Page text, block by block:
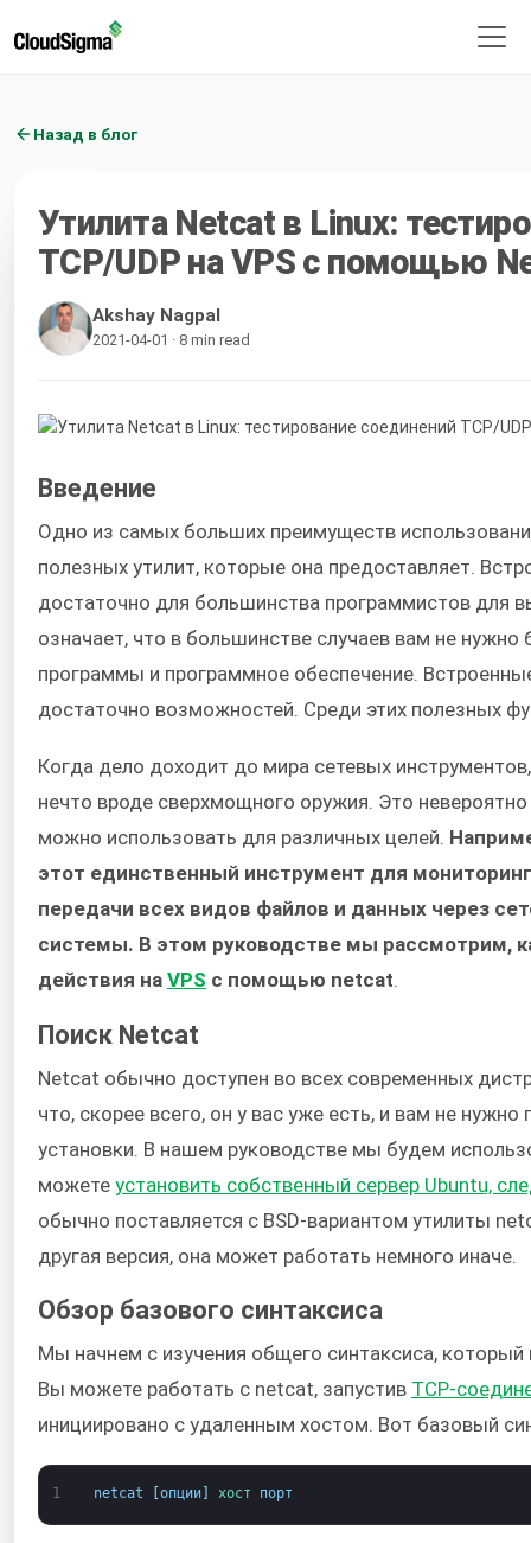
Назад в блог
Утилита Netcat в Linux:
TCP/UDP на VPS с помощью
Akshay Nagpal
2021-04-01 · 8 min read
Введение
Одно из самых больших преимуществ
полезных утилит, которые она предоставляет.
достаточно для большинства программистов для
означает, что в большинстве случаев вам не нужно
программы и программное обеспечение.
достаточно возможностей. Среди этих полезных
Когда дело доходит до мира сетевых
нечто вроде сверхмощного оружия. Это
можно использовать для различных целей.
этот единственный инструмент для
передачи всех видов файлов и данных через
системы. В этом руководстве мы рассмотрим,
действия на VPS с помощью netcat.
Поиск Netcat
Netcat обычно доступен во всех современных
что, скорее всего, он у вас уже есть, и вам не нужно
установки. В нашем руководстве мы будем
можете установить собственный сервер Ubuntu,
обычно поставляется с BSD-вариантом утилиты
другая версия, она может работать немного иначе.
Обзор базового синтаксиса
Мы начнем с изучения общего синтаксиса, который
Вы можете работать с netcat, запустив TCP-
инициировано с удаленным хостом. Вот базовый
1 netcat [опции] хост порт